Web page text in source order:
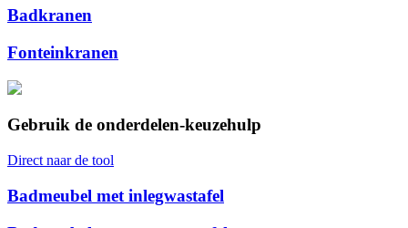
Badkranen
Fonteinkranen
Gebruik de onderdelen-keuzehulp
Direct naar de tool
Badmeubel met inlegwastafel